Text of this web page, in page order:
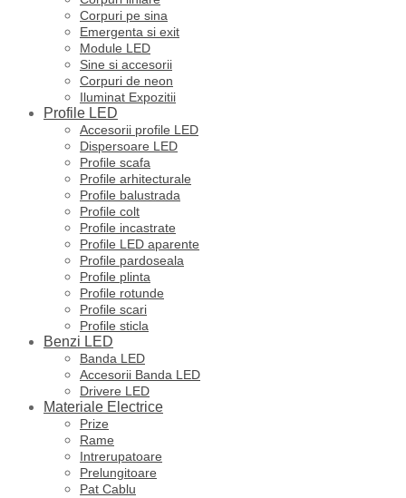
Corpuri pe sina
Emergenta si exit
Module LED
Sine si accesorii
Corpuri de neon
Iluminat Expozitii
Profile LED
Accesorii profile LED
Dispersoare LED
Profile scafa
Profile arhitecturale
Profile balustrada
Profile colt
Profile incastrate
Profile LED aparente
Profile pardoseala
Profile plinta
Profile rotunde
Profile scari
Profile sticla
Benzi LED
Banda LED
Accesorii Banda LED
Drivere LED
Materiale Electrice
Prize
Rame
Intrerupatoare
Prelungitoare
Pat Cablu